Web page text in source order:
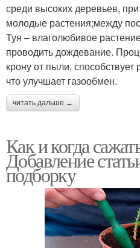
среди высоких деревьев,
молодые растения;между
Туя – влаголюбивое
проводить дождевание.
крону от пыли,
что улучшает газообмен.
читать дальше →
Как и когда
Добавление
подборку